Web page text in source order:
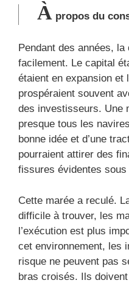
À propos du
Pendant des années,
facilement. Le capital
étaient en expansion et
prospéraient souvent
des investisseurs. Une
presque tous les
bonne idée et d’une
pourraient attirer des
fissures évidentes
Cette marée a reculé.
difficile à trouver, les
l’exécution est plus
cet environnement, les
risque ne peuvent pas
bras croisés. Ils